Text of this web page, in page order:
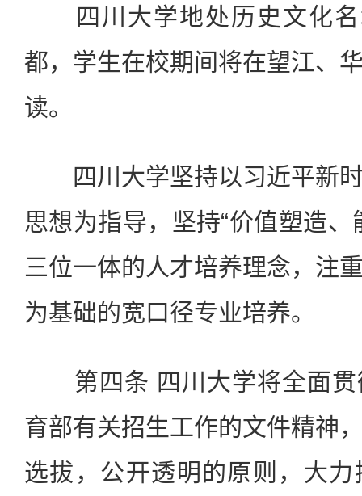
四川大学地处历史文化名
都，学生在校期间将在望江、
读。
四川大学坚持以习近平新时
思想为指导，坚持“价值塑造
三位一体的人才培养理念，注
为基础的宽口径专业培养。
第四条 四川大学将全面贯
育部有关招生工作的文件精神
选拔，公开透明的原则，大